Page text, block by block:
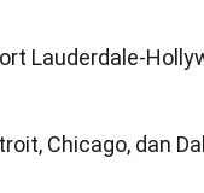
Lauderdale-
Chicago, dan